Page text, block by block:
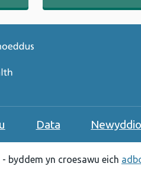
Data
byddem yn croesawu eich